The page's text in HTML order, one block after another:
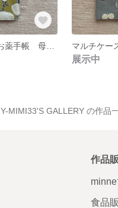
展示中
Y-MIMI33'S GALLERY の作品
作品
食品